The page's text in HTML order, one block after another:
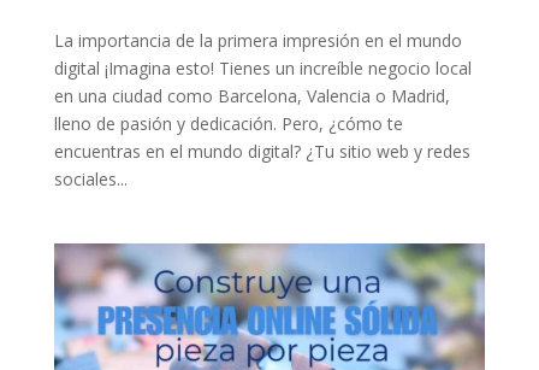
La importancia de la primera impresión en el mundo
digital ¡Imagina esto! Tienes un increíble negocio local
en una ciudad como Barcelona, Valencia o Madrid,
lleno de pasión y dedicación. Pero, ¿cómo te
encuentras en el mundo digital? ¿Tu sitio web y redes
sociales...